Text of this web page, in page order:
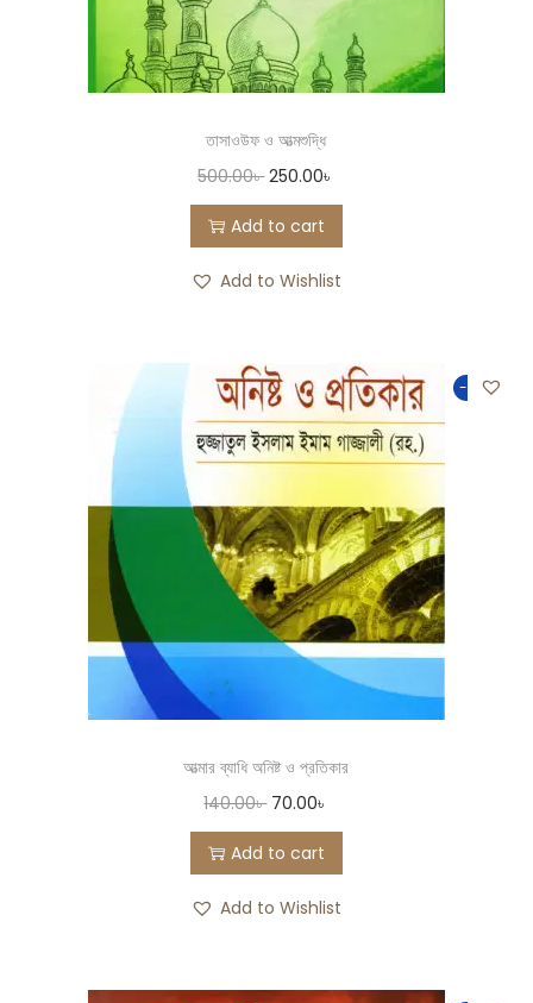
তাসাওউফ ও আত্মশুদ্ধি
500.00৳ 250.00৳
Add to cart
Add to Wishlist
-50%
আত্মার ব্যাধি অনিষ্ট ও প্রতিকার
140.00৳ 70.00৳
Add to cart
Add to Wishlist